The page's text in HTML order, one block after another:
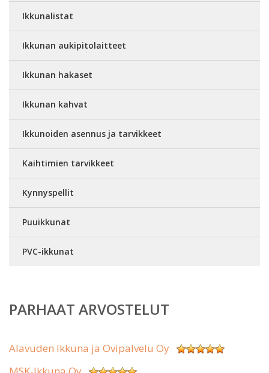
Ikkunalistat
Ikkunan aukipitolaitteet
Ikkunan hakaset
Ikkunan kahvat
Ikkunoiden asennus ja tarvikkeet
Kaihtimien tarvikkeet
Kynnyspellit
Puuikkunat
PVC-ikkunat
PARHAAT ARVOSTELUT
Alavuden Ikkuna ja Ovipalvelu Oy